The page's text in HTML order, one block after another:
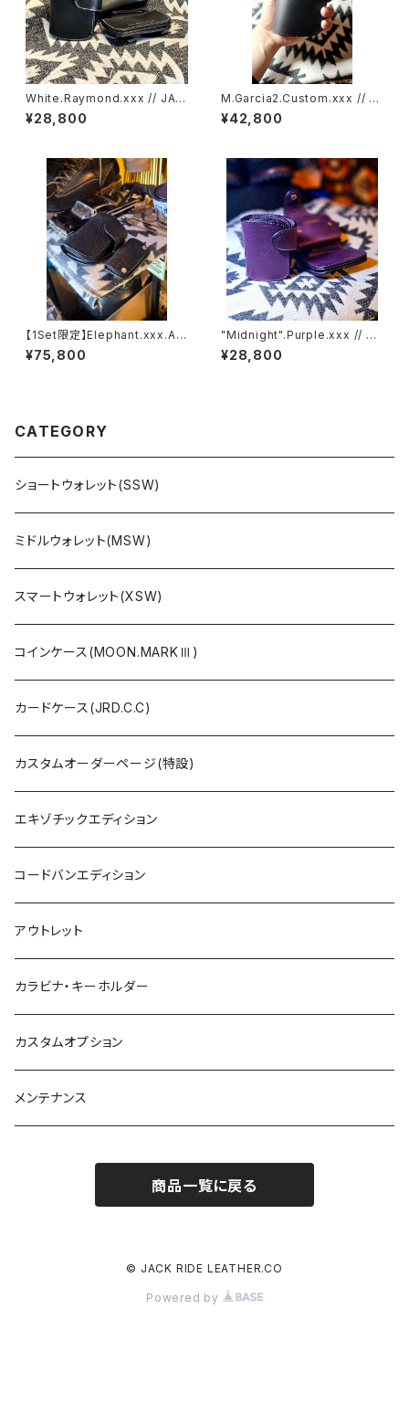
White.Raymond.xxx // JAC
K.RIDE.SSW
¥28,800
M.Garcia2.Custom.xxx // J
ACK.RIDE.SSW
¥42,800
【1Set限定】Elephant.xxx.As
h'Gray-Black.Edition// JAC
K.RIDE.SSW
¥75,800
"Midnight".Purple.xxx // JA
CK.RIDE.SSW
¥28,800
CATEGORY
ショートウォレット(SSW)
ミドルウォレット(MSW)
スマートウォレット(XSW)
コインケース(MOON.MARKⅢ)
カードケース(JRD.C.C)
カスタムオーダーページ(特設)
エキゾチックエディション
コードバンエディション
アウトレット
カラビナ・キーホルダー
カスタムオプション
メンテナンス
商品一覧に戻る
© JACK RIDE LEATHER.CO
Powered by